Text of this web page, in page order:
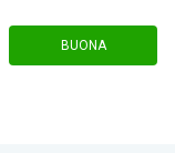
BUONA